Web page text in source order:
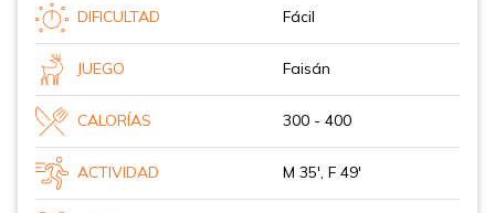
DIFICULTAD Fácil
JUEGO Faisán
CALORÍAS 300 - 400
ACTIVIDAD M 35', F 49'